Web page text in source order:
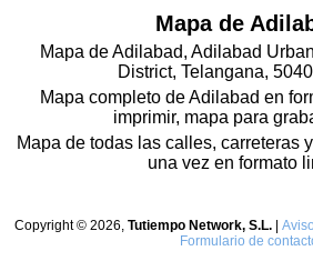
Mapa de
Mapa de Adilabad, Adilabad
District, Telangana,
Mapa completo de Adilabad en
imprimir, mapa para
Mapa de todas las calles, carreteras
una vez en formato
Copyright © 2026, Tutiempo Network, S.L.
Formulario de